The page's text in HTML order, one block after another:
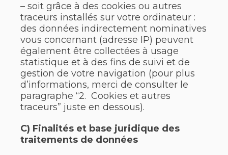
– soit grâce à des cookies ou autres
traceurs installés sur votre ordinateur :
des données indirectement nominatives
vous concernant (adresse IP) peuvent
également être collectées à usage
statistique et à des fins de suivi et de
gestion de votre navigation (pour plus
d’informations, merci de consulter le
paragraphe “2. Cookies et autres
traceurs” juste en dessous).
C) Finalités et base juridique des
traitements de données